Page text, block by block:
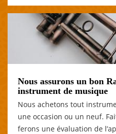
Nous assurons un bon
instrument de musique
Nous achetons tout
une occasion ou un neuf.
ferons une évaluation de